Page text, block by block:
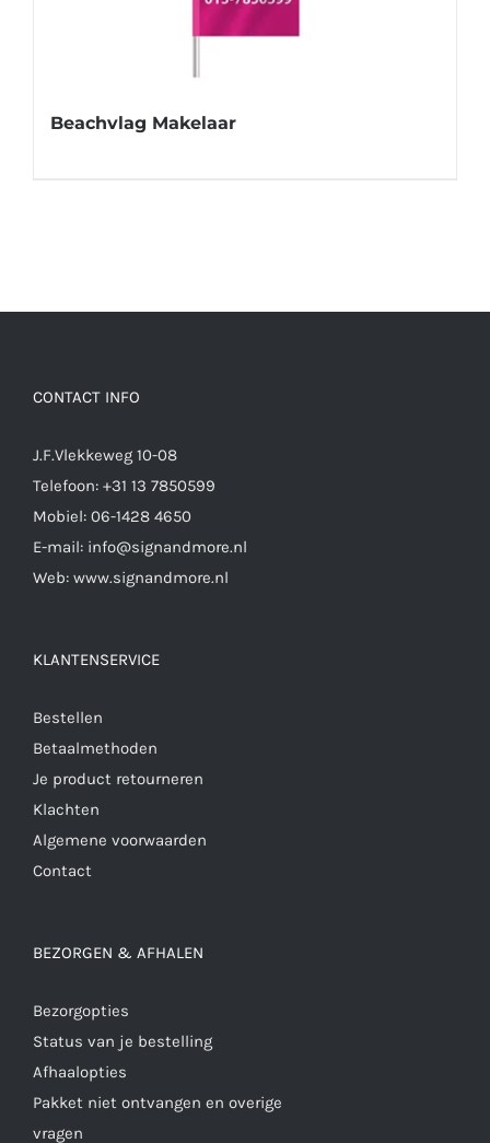
Beachvlag Makelaar
CONTACT INFO
J.F.Vlekkeweg 10-08
Telefoon: +31 13 7850599
Mobiel: 06-1428 4650
E-mail: info@signandmore.nl
Web: www.signandmore.nl
KLANTENSERVICE
Bestellen
Betaalmethoden
Je product retourneren
Klachten
Algemene voorwaarden
Contact
BEZORGEN & AFHALEN
Bezorgopties
Status van je bestelling
Afhaalopties
Pakket niet ontvangen en overige
vragen